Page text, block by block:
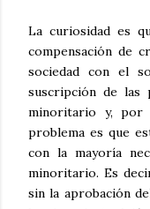
La curiosidad es
compensación de
sociedad con el
suscripción de las
minoritario y, por
problema es que
con la mayoría
minoritario. Es
sin la aprobación